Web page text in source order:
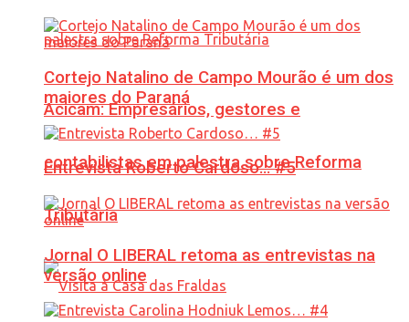
Acicam: Empresários, gestores e
contabilistas em palestra sobre Reforma
Tributária
Cortejo Natalino de Campo Mourão é um dos
maiores do Paraná
Entrevista Roberto Cardoso… #5
Jornal O LIBERAL retoma as entrevistas na
versão online